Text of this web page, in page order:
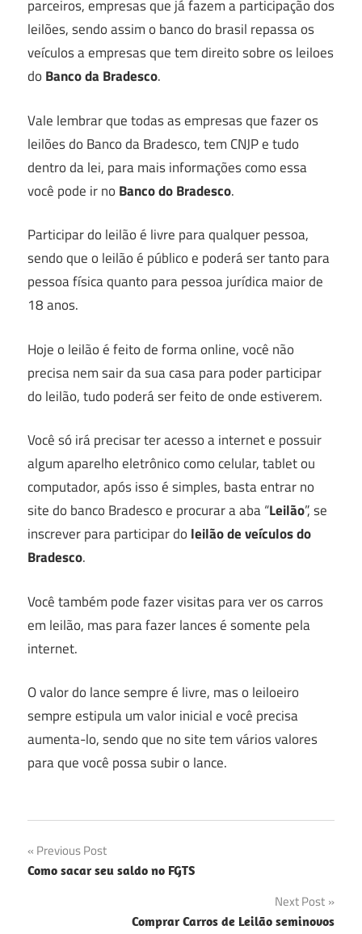
parceiros, empresas que já fazem a participação dos
leilões, sendo assim o banco do brasil repassa os
veículos a empresas que tem direito sobre os leiloes
do Banco da Bradesco.
Vale lembrar que todas as empresas que fazer os
leilões do Banco da Bradesco, tem CNJP e tudo
dentro da lei, para mais informações como essa
você pode ir no Banco do Bradesco.
Participar do leilão é livre para qualquer pessoa,
sendo que o leilão é público e poderá ser tanto para
pessoa física quanto para pessoa jurídica maior de
18 anos.
Hoje o leilão é feito de forma online, você não
precisa nem sair da sua casa para poder participar
do leilão, tudo poderá ser feito de onde estiverem.
Você só irá precisar ter acesso a internet e possuir
algum aparelho eletrônico como celular, tablet ou
computador, após isso é simples, basta entrar no
site do banco Bradesco e procurar a aba “Leilão”, se
inscrever para participar do leilão de veículos do
Bradesco.
Você também pode fazer visitas para ver os carros
em leilão, mas para fazer lances é somente pela
internet.
O valor do lance sempre é livre, mas o leiloeiro
sempre estipula um valor inicial e você precisa
aumenta-lo, sendo que no site tem vários valores
para que você possa subir o lance.
Navegação
de
Previous Post
Como sacar seu saldo no FGTS
Next Post
Comprar Carros de Leilão seminovos